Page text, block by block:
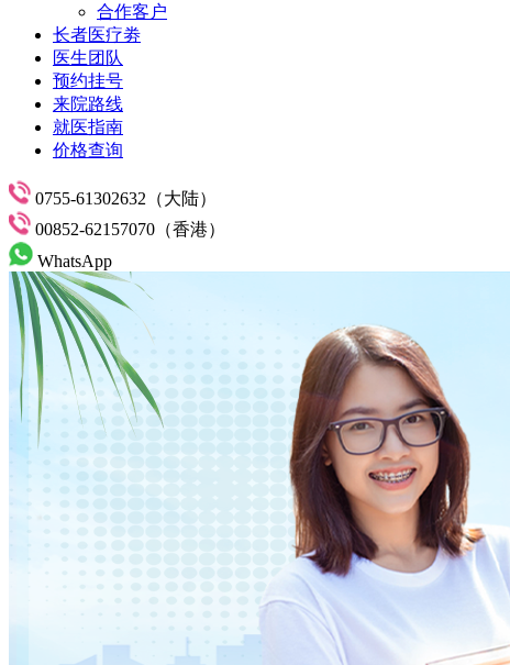
合作客户
长者医疗劵
医生团队
预约挂号
来院路线
就医指南
价格查询
0755-61302632（大陆）
00852-62157070（香港）
WhatsApp